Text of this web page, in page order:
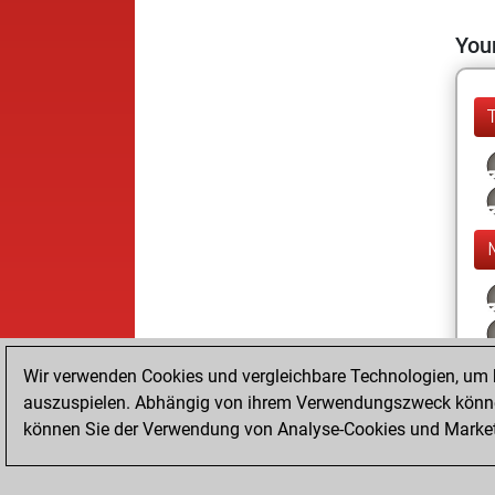
Wir verwenden Cookies und vergleichbare Technologien,
auszuspielen. Abhängig von ihrem Verwendungszweck
können Sie der Verwendung von Analyse-Cookies und